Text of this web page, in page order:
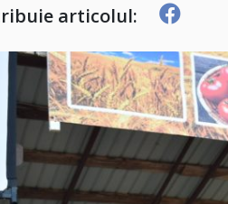
articolul: